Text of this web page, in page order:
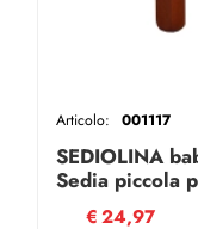
SEDIOLINA
Sedia piccola
Articolo: 001117
€24,97